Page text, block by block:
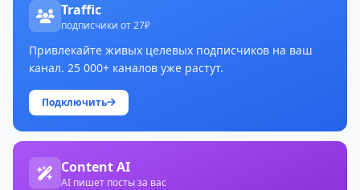
Traffic
подписчики от 27₽
Привлекайте живых целевых подписчиков на ваш
канал. 25 000+ каналов уже растут.
Подключить
Content AI
AI пишет посты за вас